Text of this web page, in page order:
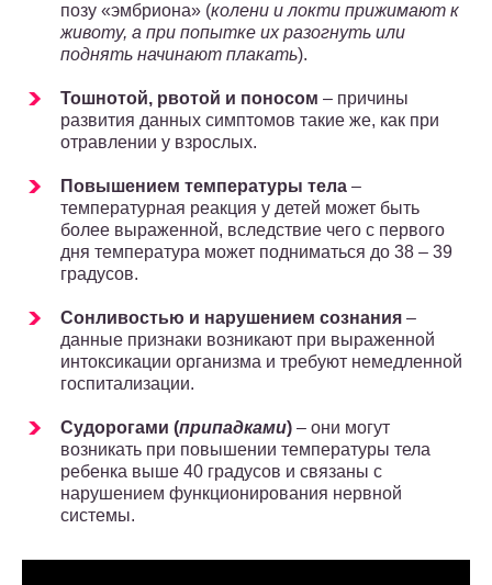
позу «эмбриона» (колени и локти прижимают к
животу, а при попытке их разогнуть или
поднять начинают плакать).
Тошнотой, рвотой и поносом – причины
развития данных симптомов такие же, как при
отравлении у взрослых.
Повышением температуры тела –
температурная реакция у детей может быть
более выраженной, вследствие чего с первого
дня температура может подниматься до 38 – 39
градусов.
Сонливостью и нарушением сознания –
данные признаки возникают при выраженной
интоксикации организма и требуют немедленной
госпитализации.
Судорогами (припадками) – они могут
возникать при повышении температуры тела
ребенка выше 40 градусов и связаны с
нарушением функционирования нервной
системы.